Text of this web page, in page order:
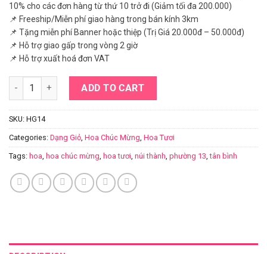
10% cho các đơn hàng từ thứ 10 trở đi (Giảm tối đa 200.000)
📌 Freeship/Miễn phí giao hàng trong bán kính 3km
📌 Tặng miễn phí Banner hoặc thiệp (Trị Giá 20.000đ – 50.000đ)
📌 Hỗ trợ giao gấp trong vòng 2 giờ
📌 Hỗ trợ xuất hoá đơn VAT
Giỏ hoa chúc mừng quantity
ADD TO CART
SKU: HG14
Categories: Dạng Giỏ Hoa Chúc Mừng Hoa Tươi
Tags: hoa hoa chúc mừng hoa tươi núi thành phường 13 ,tân bình